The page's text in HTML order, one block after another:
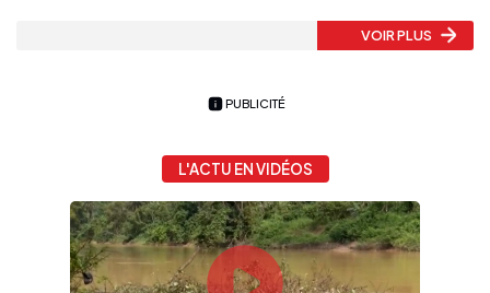
VOIR PLUS
PUBLICITÉ
L'ACTU EN VIDÉOS